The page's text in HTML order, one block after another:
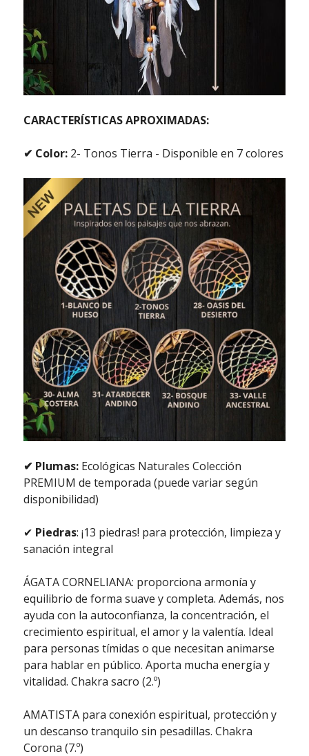
CARACTERÍSTICAS APROXIMADAS:
✔ Color:2- Tonos Tierra - Disponible en 7 colores
✔ Plumas:Ecológicas Naturales Colección
PREMIUM de temporada (puede variar según
disponibilidad)
✔ Piedras: ¡13 piedras! para protección, limpieza y
sanación integral
ÁGATA CORNELIANA: proporciona armonía y
equilibrio de forma suave y completa. Además, nos
ayuda con la autoconfianza, la concentración, el
crecimiento espiritual, el amor y la valentía. Ideal
para personas tímidas o que necesitan animarse
para hablar en público. Aporta mucha energía y
vitalidad. Chakra sacro (2.º)
AMATISTA para conexión espiritual, protección y
un descanso tranquilo sin pesadillas. Chakra
Corona (7.º)